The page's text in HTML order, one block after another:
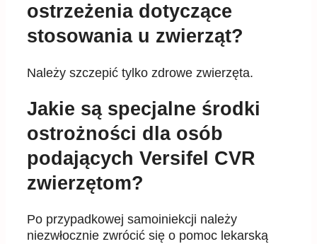
ostrzeżenia dotyczące
stosowania u zwierząt?
Należy szczepić tylko zdrowe zwierzęta.
Jakie są specjalne środki
ostrożności dla osób
podających Versifel CVR
zwierzętom?
Po przypadkowej samoiniekcji należy
niezwłocznie zwrócić się o pomoc lekarską